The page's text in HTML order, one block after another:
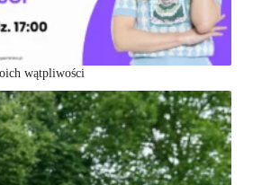
wątpliwości